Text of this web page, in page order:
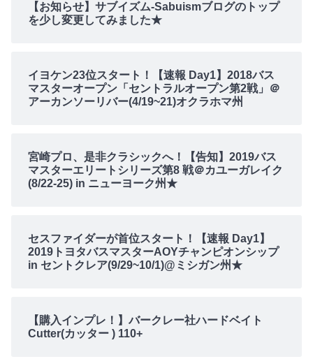
【お知らせ】サブイズム-Sabuismブログのトップ
を少し変更してみました★
イヨケン23位スタート！【速報 Day1】2018バス
マスターオープン「セントラルオープン第2戦」＠
アーカンソーリバー(4/19~21)オクラホマ州
宮崎プロ、是非クラシックへ！【告知】2019バス
マスターエリートシリーズ第8 戦＠カユーガレイク
(8/22-25) in ニューヨーク州★
セスファイダーが首位スタート！【速報 Day1】
2019トヨタバスマスターAOYチャンピオンシップ
in セントクレア(9/29~10/1)@ミシガン州★
【購入インプレ！】バークレー社ハードベイト
Cutter(カッター ) 110+